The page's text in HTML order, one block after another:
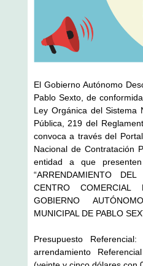
El Gobierno Autónomo
Pablo Sexto, de
Ley Orgánica del Sistema
Pública, 219 del
convoca a través del
Nacional de Contratación
entidad a que
“ARRENDAMIENTO
CENTRO COMERCIAL
GOBIERNO
MUNICIPAL DE PABLO
Presupuesto
arrendamiento